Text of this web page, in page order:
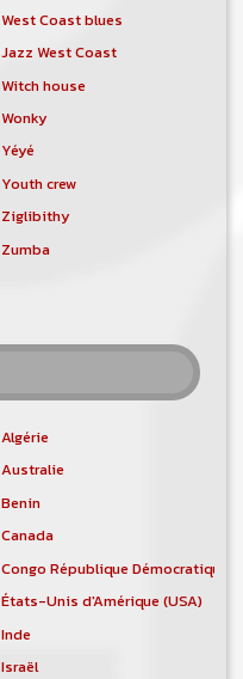
West Coast blues
Jazz West Coast
Witch house
Wonky
Yéyé
Youth crew
Ziglibithy
Zumba
Algérie
Australie
Benin
Canada
Congo République Démocratique
États-Unis d'Amérique (USA)
Inde
Israël